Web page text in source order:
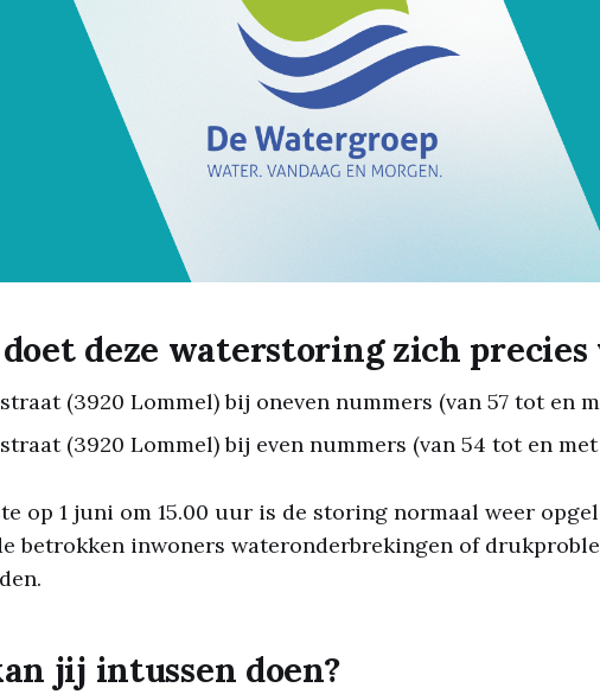
deze waterstoring zich precies
(3920 Lommel) bij oneven nummers (van 57 tot en
(3920 Lommel) bij even nummers (van 54 tot en met
op 1 juni om 15.00 uur is de storing normaal weer
betrokken inwoners wateronderbrekingen of
jij intussen doen?